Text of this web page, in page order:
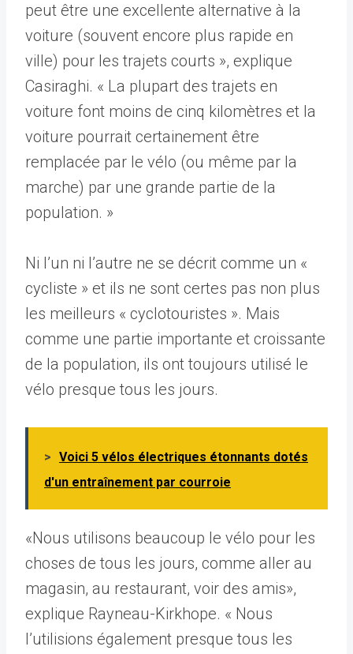
peut être une excellente alternative à la
voiture (souvent encore plus rapide en
ville) pour les trajets courts », explique
Casiraghi. « La plupart des trajets en
voiture font moins de cinq kilomètres et la
voiture pourrait certainement être
remplacée par le vélo (ou même par la
marche) par une grande partie de la
population. »
Ni l’un ni l’autre ne se décrit comme un «
cycliste » et ils ne sont certes pas non plus
les meilleurs « cyclotouristes ». Mais
comme une partie importante et croissante
de la population, ils ont toujours utilisé le
vélo presque tous les jours.
> Voici 5 vélos électriques étonnants dotés
d'un entraînement par courroie
«Nous utilisons beaucoup le vélo pour les
choses de tous les jours, comme aller au
magasin, au restaurant, voir des amis»,
explique Rayneau-Kirkhope. « Nous
l’utilisions également presque tous les